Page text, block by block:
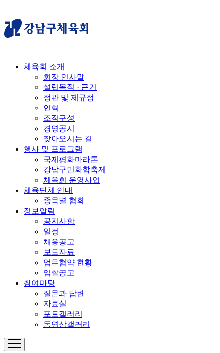
체육회 소개
회장 인사말
설립목적 · 근거
정관 및 제규정
연혁
조직구성
경영공시
찾아오시는 길
행사 및 프로그램
국제평화마라톤
강남구민화합축제
체육회 운영사업
체육단체 안내
종목별 협회
정보알림
공지사항
일정
채용공고
보도자료
업무협약 현황
입찰공고
참여마당
질문과 답변
자료실
포토갤러리
동영상갤러리